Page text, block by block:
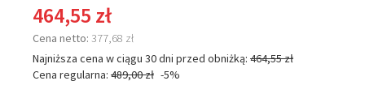
464,55 zł
Cena netto: 377,68 zł
Najniższa cena w ciągu 30 dni przed obniżką: 464,55 zł
Cena regularna: 489,00 zł -5%